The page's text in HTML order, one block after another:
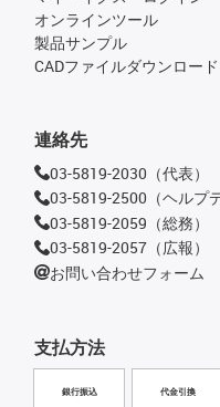
支払方法
銀行振込 代金引換
オンラインツール
製品サンプル
CADファイルダウンロード
連絡先
03-5819-2030（代表）
03-5819-2500（ヘルプ
03-5819-2059（総務）
03-5819-2057（広報）
お問い合わせフォーム